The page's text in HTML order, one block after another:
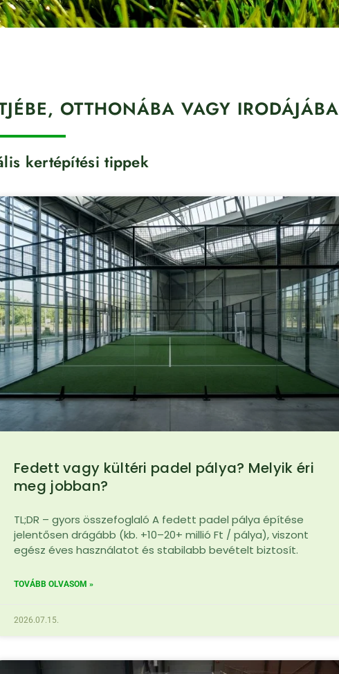
OTTHONÁBA VAGY IRODÁJÁBA
kertépítési tippek
Fedett vagy kültéri padel pálya? Melyik éri
meg jobban?
TL;DR – gyors összefoglaló A fedett padel pálya építése
jelentősen drágább (kb. +10–20+ millió Ft / pálya), viszont
egész éves használatot és stabilabb bevételt biztosít.
TOVÁBB OLVASOM »
2026.07.15.